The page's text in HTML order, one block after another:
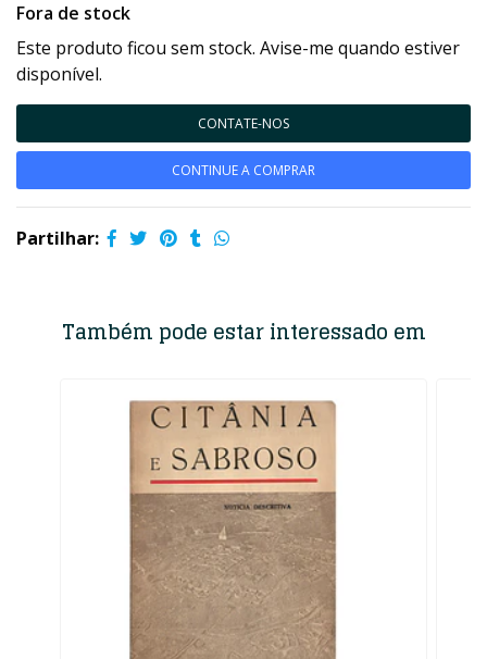
Fora de stock
Este produto ficou sem stock. Avise-me quando estiver
disponível.
CONTATE-NOS
CONTINUE A COMPRAR
Partilhar:
Também pode estar interessado em